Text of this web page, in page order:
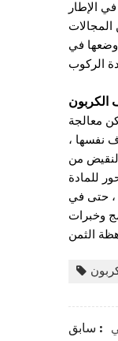
الإطار
المجالات
وضعها في
الكربون
معالجة
نفسها ،
من
، حتى في
وخبرات
الثمن
سابق :